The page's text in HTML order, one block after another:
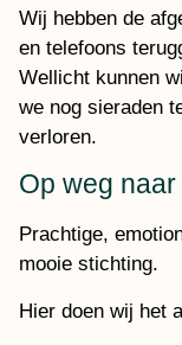
Wij hebben de
en telefoons
Wellicht kunnen
we nog sieraden
verloren.
Op weg
Prachtige,
mooie stichting.
Hier doen wij het